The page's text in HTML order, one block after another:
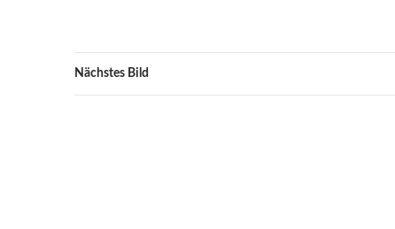
Nächstes Bild